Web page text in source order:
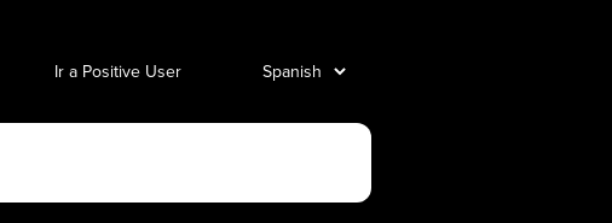
Ir a Positive User